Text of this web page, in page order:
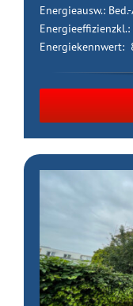
Energieausw.:
Energieeffizienzkl.:
Energiekennwert: